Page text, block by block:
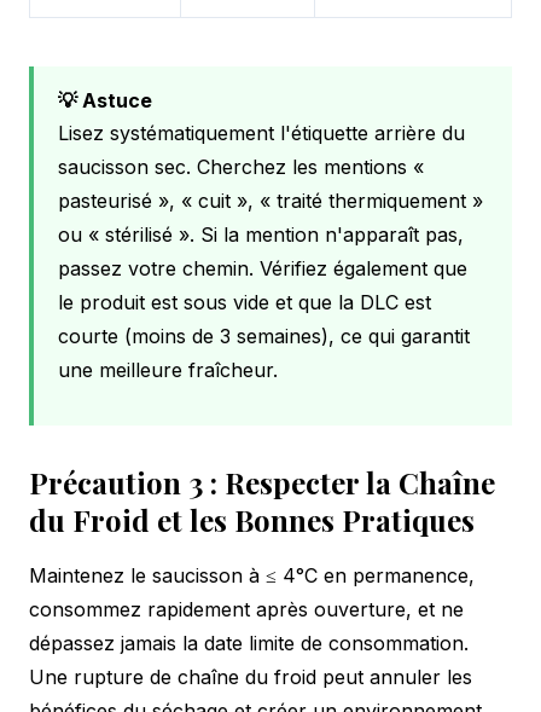
💡 Astuce
Lisez systématiquement l'étiquette arrière du
saucisson sec. Cherchez les mentions «
pasteurisé », « cuit », « traité thermiquement »
ou « stérilisé ». Si la mention n'apparaît pas,
passez votre chemin. Vérifiez également que
le produit est sous vide et que la DLC est
courte (moins de 3 semaines), ce qui garantit
une meilleure fraîcheur.
Précaution 3 : Respecter la Chaîne
du Froid et les Bonnes Pratiques
Maintenez le saucisson à ≤ 4°C en permanence,
consommez rapidement après ouverture, et ne
dépassez jamais la date limite de consommation.
Une rupture de chaîne du froid peut annuler les